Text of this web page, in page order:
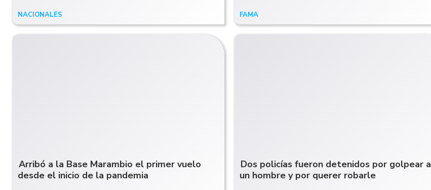
NACIONALES FAMA
Arribó a la Base Marambio el primer vuelo
desde el inicio de la pandemia
Dos policías fueron detenidos por golpear a
un hombre y por querer robarle